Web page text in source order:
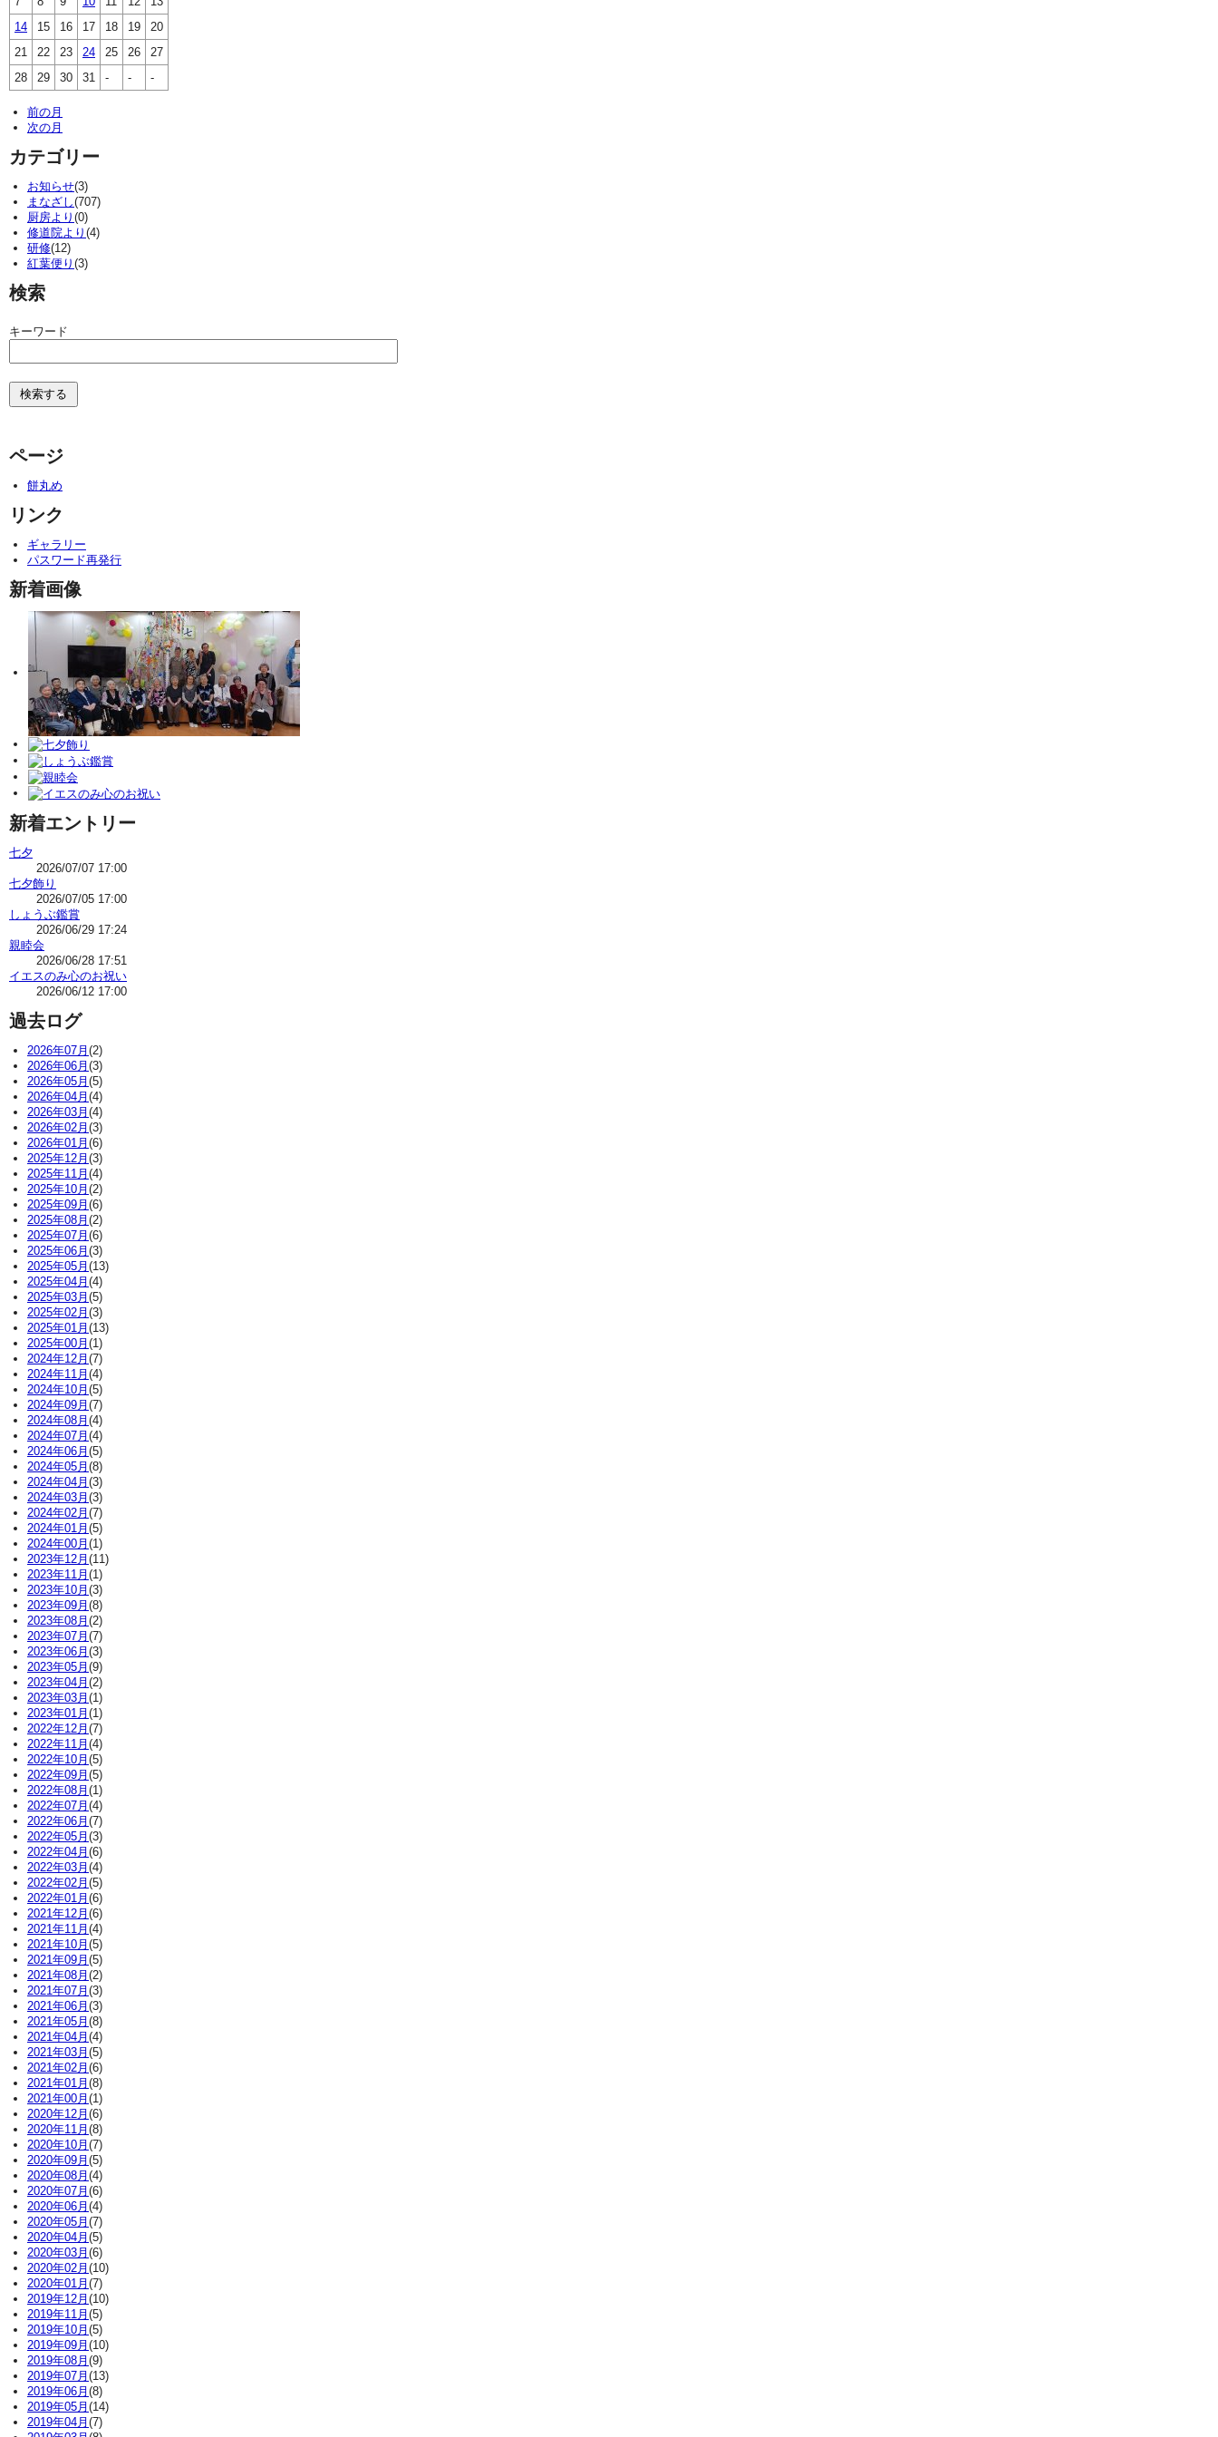
14
15 16 17 18 19
20
21
22 23 24 25 26
27
28
29 30 31 - - -
前の月
次の月
カテゴリー
お知らせ(3)
まなざし(707)
厨房より (0)
修道院より (4)
研修(12)
紅葉便り (3)
検索
キーワード
ページ
餅丸め
リンク
ギャラリー
パスワード再発行
新着画像
新着エントリー
七夕
2026/07/07 17:00
七夕飾り
2026/07/05 17:00
しょうぶ鑑賞
2026/06/29 17:24
親睦会
2026/06/28 17:51
イエスのみ心のお祝い
2026/06/12 17:00
過去ログ
2026年07月 (2)
2026年06月 (3)
2026年05月 (5)
2026年04月 (4)
2026年03月 (4)
2026年02月 (3)
2026年01月 (6)
2025年12月 (3)
2025年11月 (4)
2025年10月 (2)
2025年09月 (6)
2025年08月 (2)
2025年07月 (6)
2025年06月 (3)
2025年05月 (13)
2025年04月 (4)
2025年03月 (5)
2025年02月 (3)
2025年01月 (13)
2025年00月 (1)
2024年12月 (7)
2024年11月 (4)
2024年10月 (5)
2024年09月 (7)
2024年08月 (4)
2024年07月 (4)
2024年06月 (5)
2024年05月 (8)
2024年04月 (3)
2024年03月 (3)
2024年02月 (7)
2024年01月 (5)
2024年00月 (1)
2023年12月 (11)
2023年11月 (1)
2023年10月 (3)
2023年09月 (8)
2023年08月 (2)
2023年07月 (7)
2023年06月 (3)
2023年05月 (9)
2023年04月 (2)
2023年03月 (1)
2023年01月 (1)
2022年12月 (7)
2022年11月 (4)
2022年10月 (5)
2022年09月 (5)
2022年08月 (1)
2022年07月 (4)
2022年06月 (7)
2022年05月 (3)
2022年04月 (6)
2022年03月 (4)
2022年02月 (5)
2022年01月 (6)
2021年12月 (6)
2021年11月 (4)
2021年10月 (5)
2021年09月 (5)
2021年08月 (2)
2021年07月 (3)
2021年06月 (3)
2021年05月 (8)
2021年04月 (4)
2021年03月 (5)
2021年02月 (6)
2021年01月 (8)
2021年00月 (1)
2020年12月 (6)
2020年11月 (8)
2020年10月 (7)
2020年09月 (5)
2020年08月 (4)
2020年07月 (6)
2020年06月 (4)
2020年05月 (7)
2020年04月 (5)
2020年03月 (6)
2020年02月 (10)
2020年01月 (7)
2019年12月 (10)
2019年11月 (5)
2019年10月 (5)
2019年09月 (10)
2019年08月 (9)
2019年07月 (13)
2019年06月 (8)
2019年05月 (14)
2019年04月 (7)